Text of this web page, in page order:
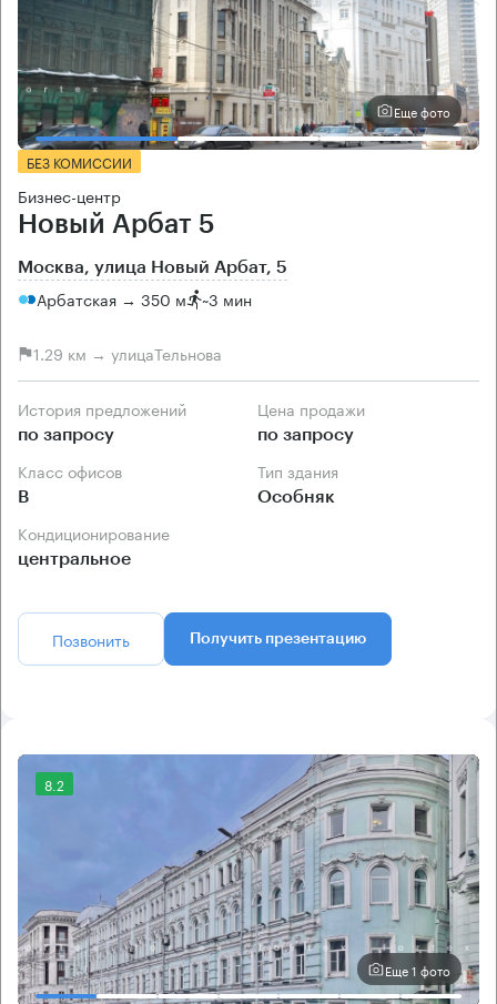
Еще фото
БЕЗ КОМИССИИ
Бизнес-центр
Новый Арбат 5
Москва, улица Новый Арбат, 5
Арбатская → 350 м ~3 мин
1.29 км → улицаТельнова
История предложений
по запросу
Цена продажи
по запросу
Класс офисов
B
Тип здания
Особняк
Кондиционирование
центральное
Позвонить Получить презентацию
8.2
Еще 1 фото